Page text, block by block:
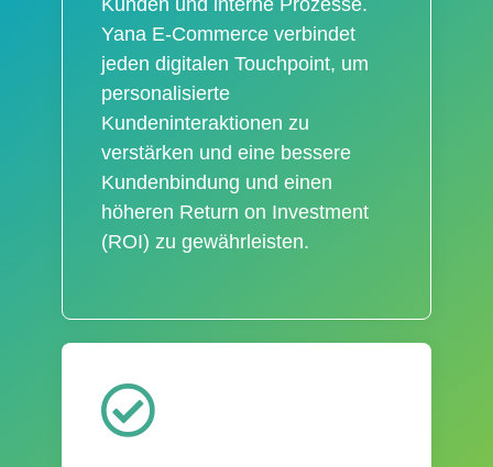
Yana E-Commerce verbindet
jeden digitalen Touchpoint, um
personalisierte
Kundeninteraktionen zu
verstärken und eine bessere
Kundenbindung und einen
höheren Return on Investment
(ROI) zu gewährleisten.